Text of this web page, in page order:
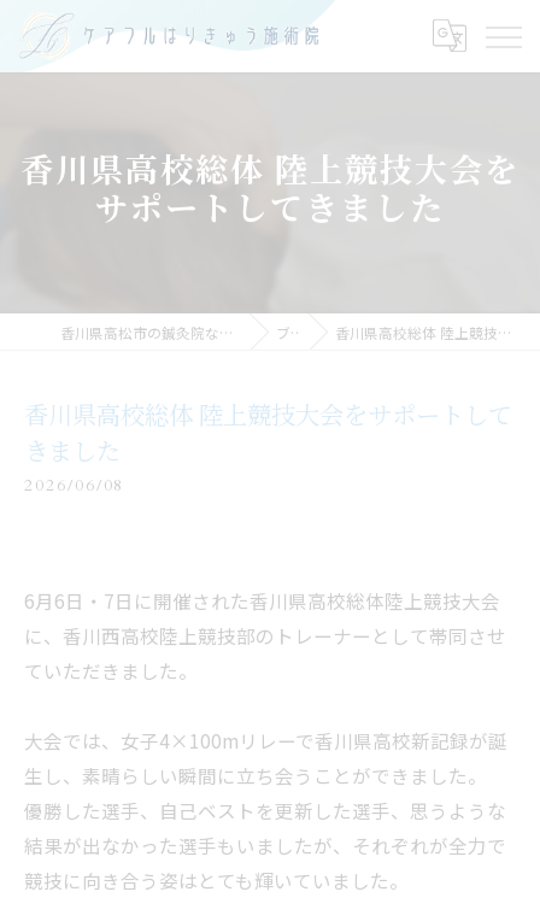
香川県高校総体 陸上競技大会を
サポートしてきました
香川県高松市の鍼灸院ならケアフルはりきゅう施術院 ブログ 香川県高校総体 陸上競技大会をサポートしてきました
香川県高校総体 陸上競技大会をサポートして
きました
2026/06/08
6月6日・7日に開催された香川県高校総体陸上競技大会
に、香川西高校陸上競技部のトレーナーとして帯同させ
ていただきました。
大会では、女子4×100mリレーで香川県高校新記録が誕
生し、素晴らしい瞬間に立ち会うことができました。
優勝した選手、自己ベストを更新した選手、思うような
結果が出なかった選手もいましたが、それぞれが全力で
競技に向き合う姿はとても輝いていました。